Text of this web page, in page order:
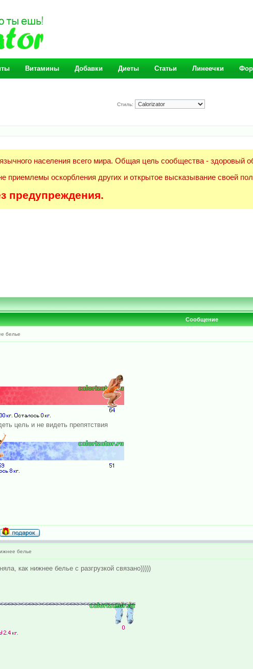
Витамины Добавки Диеты Статьи Линеечки
Стиль:
населения всего мира. Общая цель сообщества - здоровый
приемлемы оскорбления других и открытое высказывание своей
предупреждения.
Сообщение
белье
цель и не видеть препятствия
белье
как нижнее белье с разгрузкой связано)))))